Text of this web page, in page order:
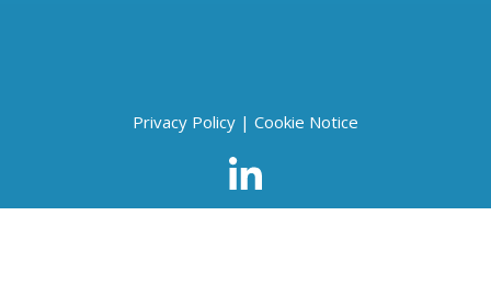
Privacy Policy | Cookie Notice